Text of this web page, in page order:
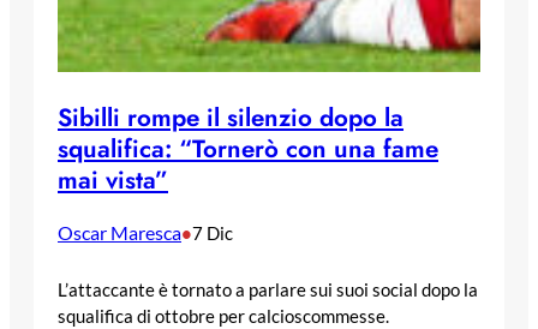
Sibilli rompe il silenzio dopo la
squalifica: “Tornerò con una fame
mai vista”
Oscar Maresca•7 Dic
L’attaccante è tornato a parlare sui suoi social dopo la
squalifica di ottobre per calcioscommesse.